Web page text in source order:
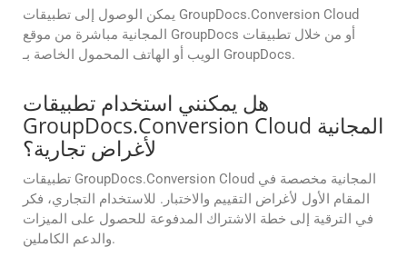
يمكن الوصول إلى تطبيقات GroupDocs.Conversion Cloud
المجانية مباشرة من موقع GroupDocs أو من خلال تطبيقات
الويب أو الهاتف المحمول الخاصة بـ GroupDocs.
هل يمكنني استخدام تطبيقات
GroupDocs.Conversion Cloud المجانية
لأغراض تجارية؟
تطبيقات GroupDocs.Conversion Cloud المجانية مخصصة في
المقام الأول لأغراض التقييم والاختبار. للاستخدام التجاري، فكر
في الترقية إلى خطة الاشتراك المدفوعة للحصول على الميزات
والدعم الكاملين.